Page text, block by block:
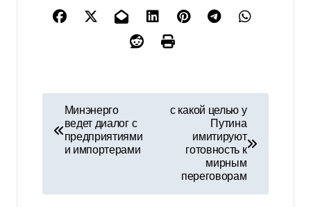
и
Минэнерго
ведет диалог с
предприятиями
и импортерами
с какой целью у
Путина
имитируют
готовность к
мирным
переговорам